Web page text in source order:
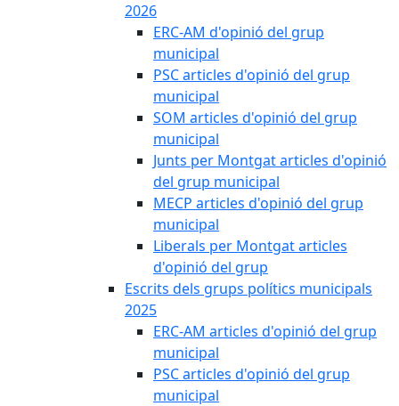
2026
ERC-AM d'opinió del grup
municipal
PSC articles d'opinió del grup
municipal
SOM articles d'opinió del grup
municipal
Junts per Montgat articles d'opinió
del grup municipal
MECP articles d'opinió del grup
municipal
Liberals per Montgat articles
d'opinió del grup
Escrits dels grups polítics municipals
2025
ERC-AM articles d'opinió del grup
municipal
PSC articles d'opinió del grup
municipal